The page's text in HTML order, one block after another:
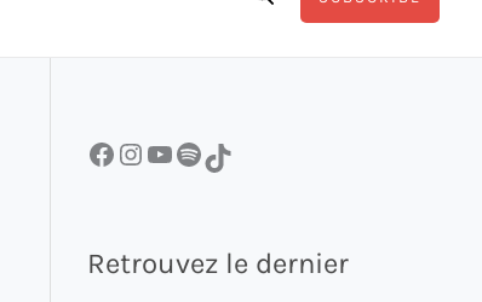
Facebook InstagramYouTube Spotify TikTok
Retrouvez le dernier